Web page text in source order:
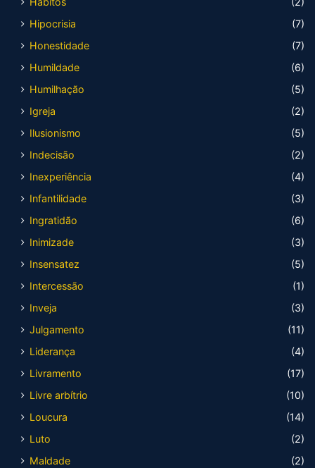
Hipocrisia
(7)
Honestidade
(7)
Humildade
(6)
Humilhação
(5)
Igreja
(2)
Ilusionismo
(5)
Indecisão
(2)
Inexperiência
(4)
Infantilidade
(3)
Ingratidão
(6)
Inimizade
(3)
Insensatez
(5)
Intercessão
(1)
Inveja
(3)
Julgamento
(11)
Liderança
(4)
Livramento
(17)
Livre arbítrio
(10)
Loucura
(14)
Luto
(2)
Maldade
(2)